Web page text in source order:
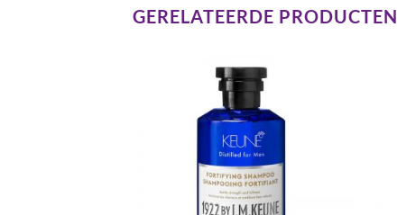
GERELATEERDE PRODUCTEN